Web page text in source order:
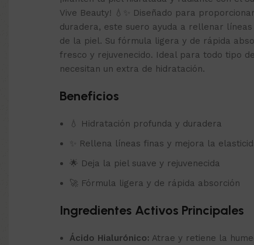
Vive Beauty! 💧✨ Diseñado para
duradera, este suero ayuda a rellenar
de la piel. Su fórmula ligera y de rápida
fresco y rejuvenecido. Ideal para todo tipo
necesitan un extra de hidratación.
Beneficios
💧 Hidratación profunda y duradera
✨ Rellena líneas finas y mejora la
🌟 Deja la piel suave y rejuvenecida
🚀 Fórmula ligera y de rápida absorción
Ingredientes Activos Principales
Ácido Hialurónico: Atrae y retiene la